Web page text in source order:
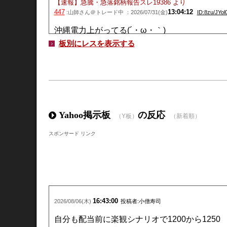
【速報】急騰・急落銘柄報告スレ19386 より
447:山師さん＠トレード中 ：2026/07/31(金)13:04:12 ID:8zu/
沖縄電力上がってる(´・ω・｀)
板別にレスを表示する
Yahoo掲示板 （Y板） の反応 （新着順）
スポンサード リンク
2026/08/06(木) 16:43:00 投稿者:小僧寿司
自分も配当前に楽観シナリオで1200から1250